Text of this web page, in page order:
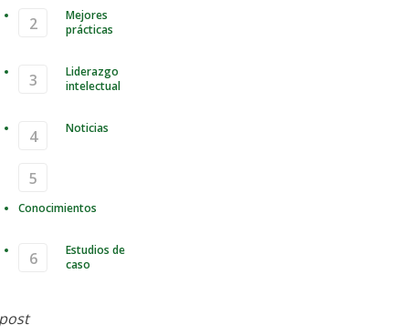
Mejores
prácticas
Liderazgo
intelectual
Noticias
Conocimientos
Estudios de
caso